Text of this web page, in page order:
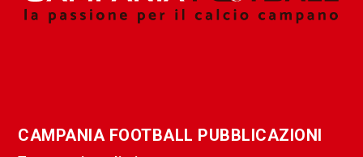
CAMPANIA FOOTBALL PUBBLICAZIONI